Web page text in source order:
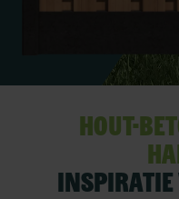
Hout-
inspiratie